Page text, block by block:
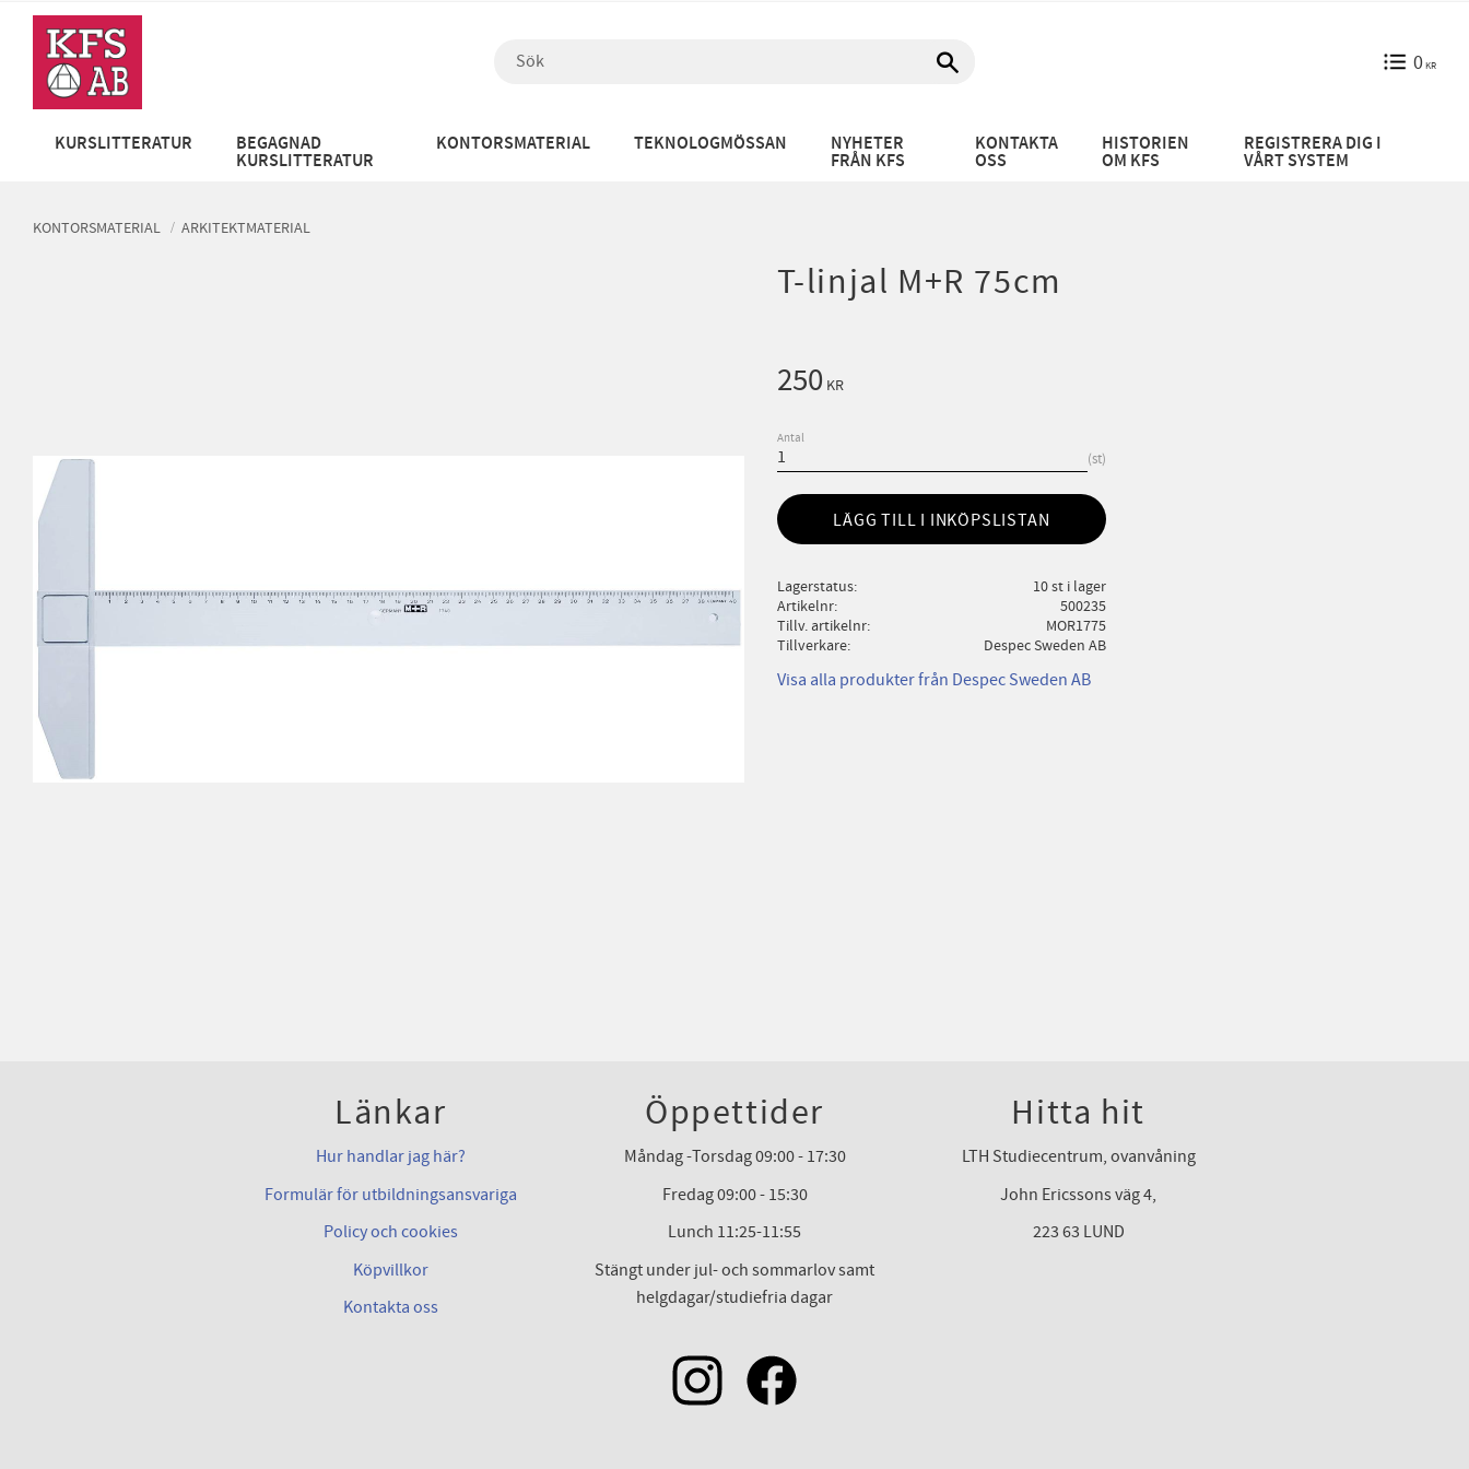
0KR
KURSLITTERATUR BEGAGNAD
KURSLITTERATUR
KONTORSMATERIAL TEKNOLOGMÖSSAN NYHETER
FRÅN KFS
KONTAKTA
OSS
HISTORIEN
OM KFS
REGISTRERA DIG I
VÅRT SYSTEM
KONTORSMATERIAL ARKITEKTMATERIAL
T-linjal M+R 75cm
250KR
Antal
st
LÄGG TILL I INKÖPSLISTAN
Lagerstatus
10 st i lager
Artikelnr
500235
Tillv. artikelnr
MOR1775
Tillverkare
Despec Sweden AB
Visa alla produkter från Despec Sweden AB
Länkar
Hur handlar jag här?
Formulär för utbildningsansvariga
Policy och cookies
Köpvillkor
Kontakta oss
Öppettider
Måndag -Torsdag 09:00 - 17:30
Fredag 09:00 - 15:30
Lunch 11:25-11:55
Stängt under jul- och sommarlov samt
helgdagar/studiefria dagar
Hitta hit
LTH Studiecentrum, ovanvåning
John Ericssons väg 4,
223 63 LUND